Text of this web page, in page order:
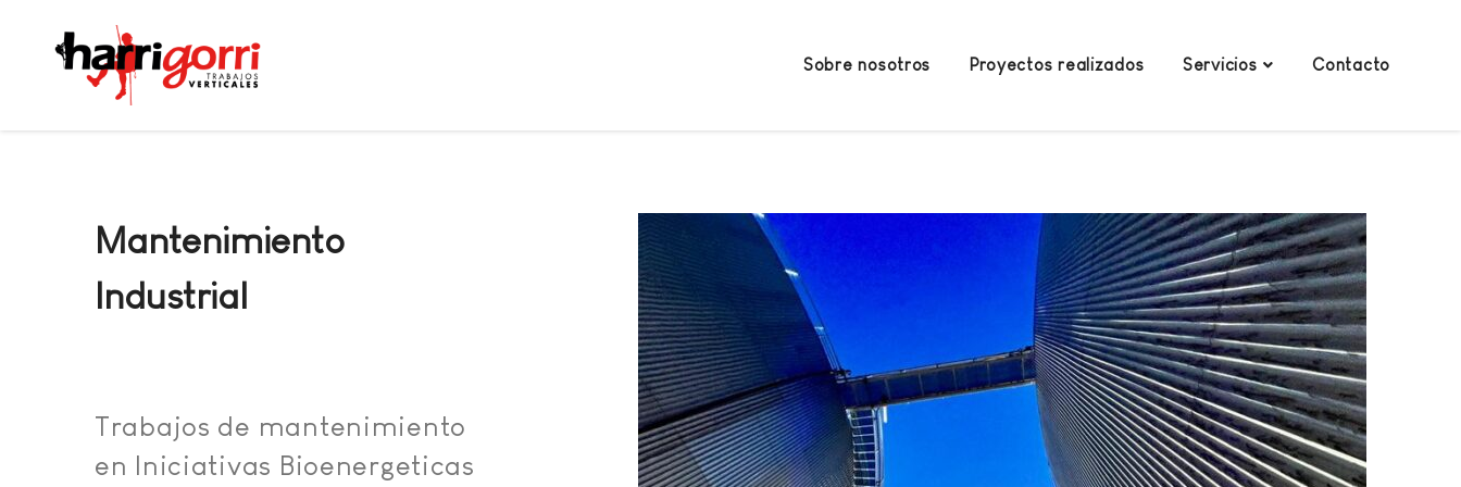
Sobre nosotros Proyectos realizados Servicios Contacto
Mantenimiento
Industrial
Trabajos de mantenimiento
en Iniciativas Bioenergeticas